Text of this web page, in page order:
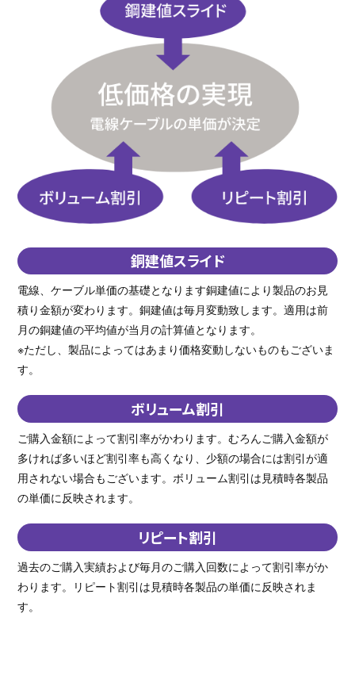
銅建値スライド
電線、ケーブル単価の基礎となります銅建値により製品のお見
積り金額が変わります。銅建値は毎月変動致します。適用は前
月の銅建値の平均値が当月の計算値となります。
※ただし、製品によってはあまり価格変動しないものもございま
す。
ボリューム割引
ご購入金額によって割引率がかわります。むろんご購入金額が
多ければ多いほど割引率も高くなり、少額の場合には割引が適
用されない場合もございます。ボリューム割引は見積時各製品
の単価に反映されます。
リピート割引
過去のご購入実績および毎月のご購入回数によって割引率がか
わります。リピート割引は見積時各製品の単価に反映されま
す。